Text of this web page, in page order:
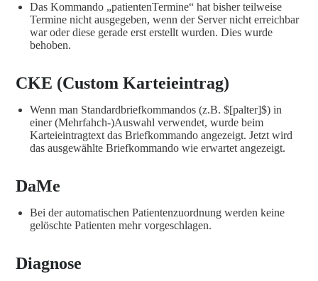
Das Kommando „patientenTermine“ hat bisher teilweise
Termine nicht ausgegeben, wenn der Server nicht erreichbar
war oder diese gerade erst erstellt wurden. Dies wurde
behoben.
CKE (Custom Karteieintrag)
Wenn man Standardbriefkommandos (z.B. $[palter]$) in
einer (Mehrfahch-)Auswahl verwendet, wurde beim
Karteieintragtext das Briefkommando angezeigt. Jetzt wird
das ausgewählte Briefkommando wie erwartet angezeigt.
DaMe
Bei der automatischen Patientenzuordnung werden keine
gelöschte Patienten mehr vorgeschlagen.
Diagnose